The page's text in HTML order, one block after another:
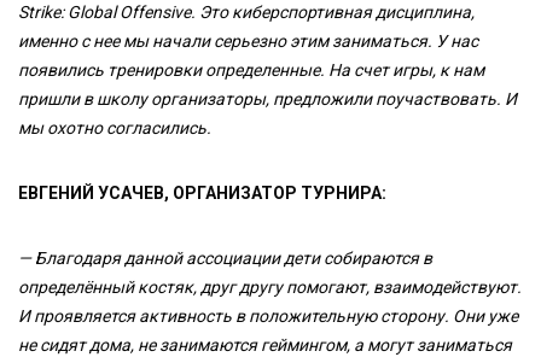
Strike: Global Offensive. Это киберспортивная дисциплина,
именно с нее мы начали серьезно этим заниматься. У нас
появились тренировки определенные. На счет игры, к нам
пришли в школу организаторы, предложили поучаствовать. И
мы охотно согласились.
ЕВГЕНИЙ УСАЧЕВ, ОРГАНИЗАТОР ТУРНИРА:
— Благодаря данной ассоциации дети собираются в
определённый костяк, друг другу помогают, взаимодействуют.
И проявляется активность в положительную сторону. Они уже
не сидят дома, не занимаются геймингом, а могут заниматься